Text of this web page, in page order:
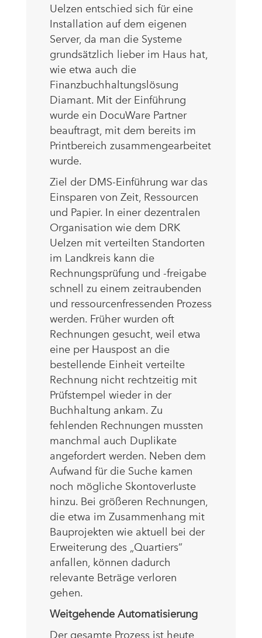
Uelzen entschied sich für eine
Installation auf dem eigenen
Server, da man die Systeme
grundsätzlich lieber im Haus hat,
wie etwa auch die
Finanzbuchhaltungslösung
Diamant. Mit der Einführung
wurde ein DocuWare Partner
beauftragt, mit dem bereits im
Printbereich zusammengearbeitet
wurde.
Ziel der DMS-Einführung war das
Einsparen von Zeit, Ressourcen
und Papier. In einer dezentralen
Organisation wie dem DRK
Uelzen mit verteilten Standorten
im Landkreis kann die
Rechnungsprüfung und -freigabe
schnell zu einem zeitraubenden
und ressourcenfressenden Prozess
werden. Früher wurden oft
Rechnungen gesucht, weil etwa
eine per Hauspost an die
bestellende Einheit verteilte
Rechnung nicht rechtzeitig mit
Prüfstempel wieder in der
Buchhaltung ankam. Zu
fehlenden Rechnungen mussten
manchmal auch Duplikate
angefordert werden. Neben dem
Aufwand für die Suche kamen
noch mögliche Skontoverluste
hinzu. Bei größeren Rechnungen,
die etwa im Zusammenhang mit
Bauprojekten wie aktuell bei der
Erweiterung des „Quartiers“
anfallen, können dadurch
relevante Beträge verloren
gehen.
Weitgehende Automatisierung
Der gesamte Prozess ist heute